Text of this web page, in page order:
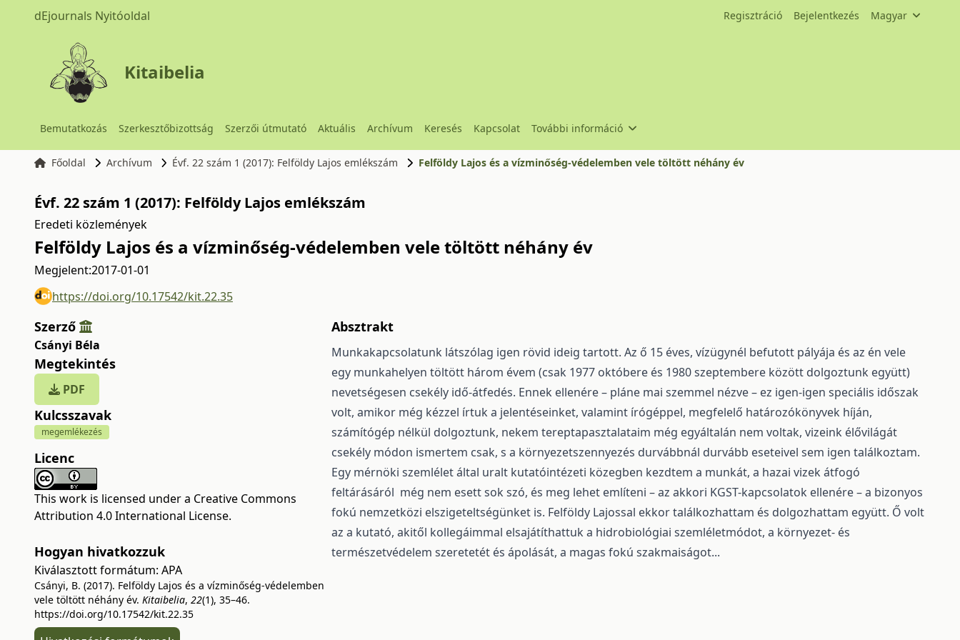
dEjournals Nyitóoldal Regisztráció Bejelentkezés Magyar
Kitaibelia
Bemutatkozás Szerkesztőbizottság Szerzői útmutató Aktuális Archívum Keresés Kapcsolat További információ
Főoldal Archívum Évf. 22 szám 1 (2017): Felföldy Lajos emlékszám Felföldy Lajos és a vízminőség-védelemben vele töltött néhány év
Évf. 22 szám 1 (2017): Felföldy Lajos emlékszám
Eredeti közlemények
Felföldy Lajos és a vízminőség-védelemben vele töltött néhány év
Megjelent:2017-01-01
https://doi.org/10.17542/kit.22.35
Szerző
Csányi Béla
Megtekintés
PDF
Kulcsszavak
megemlékezés
Licenc
This work is licensed under a Creative Commons
Attribution 4.0 International License.
Hogyan hivatkozzuk
Kiválasztott formátum: APA
Csányi, B. (2017). Felföldy Lajos és a vízminőség-védelemben
vele töltött néhány év. Kitaibelia, 22(1), 35–46.
https://doi.org/10.17542/kit.22.35
Absztrakt
Munkakapcsolatunk látszólag igen rövid ideig tartott. Az ő 15 éves, vízügynél befutott pályája és az én vele
egy munkahelyen töltött három évem (csak 1977 októbere és 1980 szeptembere között dolgoztunk együtt)
nevetségesen csekély idő-átfedés. Ennek ellenére – pláne mai szemmel nézve – ez igen-igen speciális időszak
volt, amikor még kézzel írtuk a jelentéseinket, valamint írógéppel, megfelelő határozókönyvek híján,
számítógép nélkül dolgoztunk, nekem tereptapasztalataim még egyáltalán nem voltak, vizeink élővilágát
csekély módon ismertem csak, s a környezetszennyezés durvábbnál durvább eseteivel sem igen találkoztam.
Egy mérnöki szemlélet által uralt kutatóintézeti közegben kezdtem a munkát, a hazai vizek átfogó
feltárásáról még nem esett sok szó, és meg lehet említeni – az akkori KGST-kapcsolatok ellenére – a bizonyos
fokú nemzetközi elszigeteltségünket is. Felföldy Lajossal ekkor találkozhattam és dolgozhattam együtt. Ő volt
az a kutató, akitől kollegáimmal elsajátíthattuk a hidrobiológiai szemléletmódot, a környezet- és
természetvédelem szeretetét és ápolását, a magas fokú szakmaiságot...